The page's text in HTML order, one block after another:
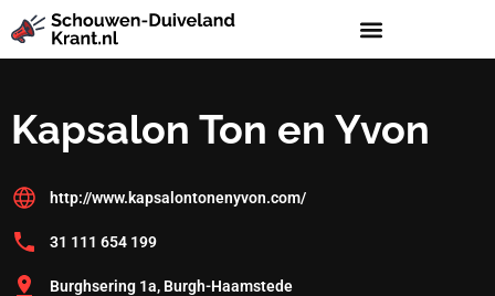
Kapsalon Ton en Yvon
http://www.kapsalontonenyvon.com/
31 111 654 199
Burghsering 1a, Burgh-Haamstede